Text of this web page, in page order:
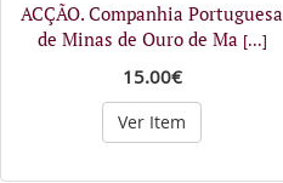
ACÇÃO. Companhia Portuguesa
de Minas de Ouro de Ma [...]
15.00€
Ver Item